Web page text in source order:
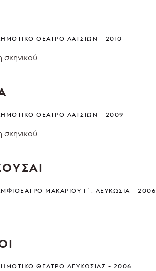
ΘΈΑΤΡΟ ΛΑΤΣΙΏΝ 2010
σκηνικού
ΘΈΑΤΡΟ ΛΑΤΣΙΏΝ 2009
σκηνικού
ΜΑΚΑΡΊΟΥ Γ΄, ΛΕΥΚΩΣΊΑ 2006
ΘΈΑΤΡΟ ΛΕΥΚΩΣΊΑΣ 2006